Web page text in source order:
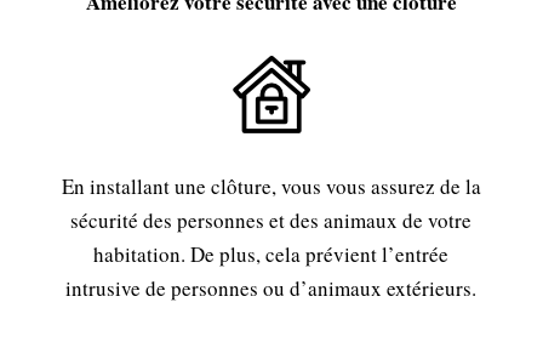
En installant une clôture, vous vous assurez de la
sécurité des personnes et des animaux de votre
habitation. De plus, cela prévient l’entrée
intrusive de personnes ou d’animaux extérieurs.